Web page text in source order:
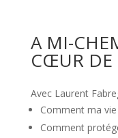
A MI-
CŒUR DE
Avec Laurent
Comment ma
Comment